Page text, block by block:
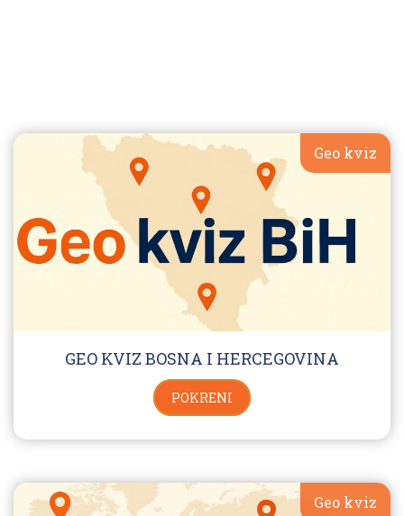
Geo kviz
GEO KVIZ BOSNA I HERCEGOVINA
POKRENI
Geo kviz